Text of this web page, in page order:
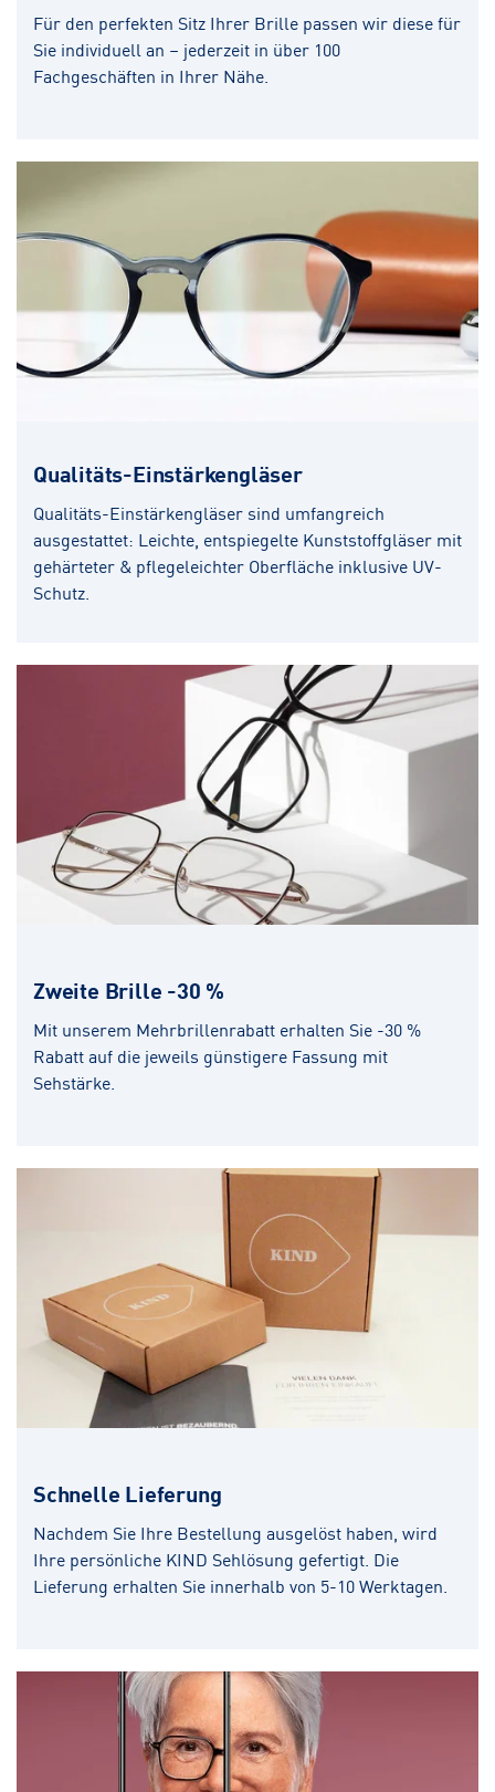
Für den perfekten Sitz Ihrer Brille passen wir diese für
Sie individuell an – jederzeit in über 100
Fachgeschäften in Ihrer Nähe.
Qualitäts-Einstärkengläser
Qualitäts-Einstärkengläser sind umfangreich
ausgestattet: Leichte, entspiegelte Kunststoffgläser mit
gehärteter & pflegeleichter Oberfläche inklusive UV-
Schutz.
Zweite Brille -30 %
Mit unserem Mehrbrillenrabatt erhalten Sie -30 %
Rabatt auf die jeweils günstigere Fassung mit
Sehstärke.
Schnelle Lieferung
Nachdem Sie Ihre Bestellung ausgelöst haben, wird
Ihre persönliche KIND Sehlösung gefertigt. Die
Lieferung erhalten Sie innerhalb von 5-10 Werktagen.